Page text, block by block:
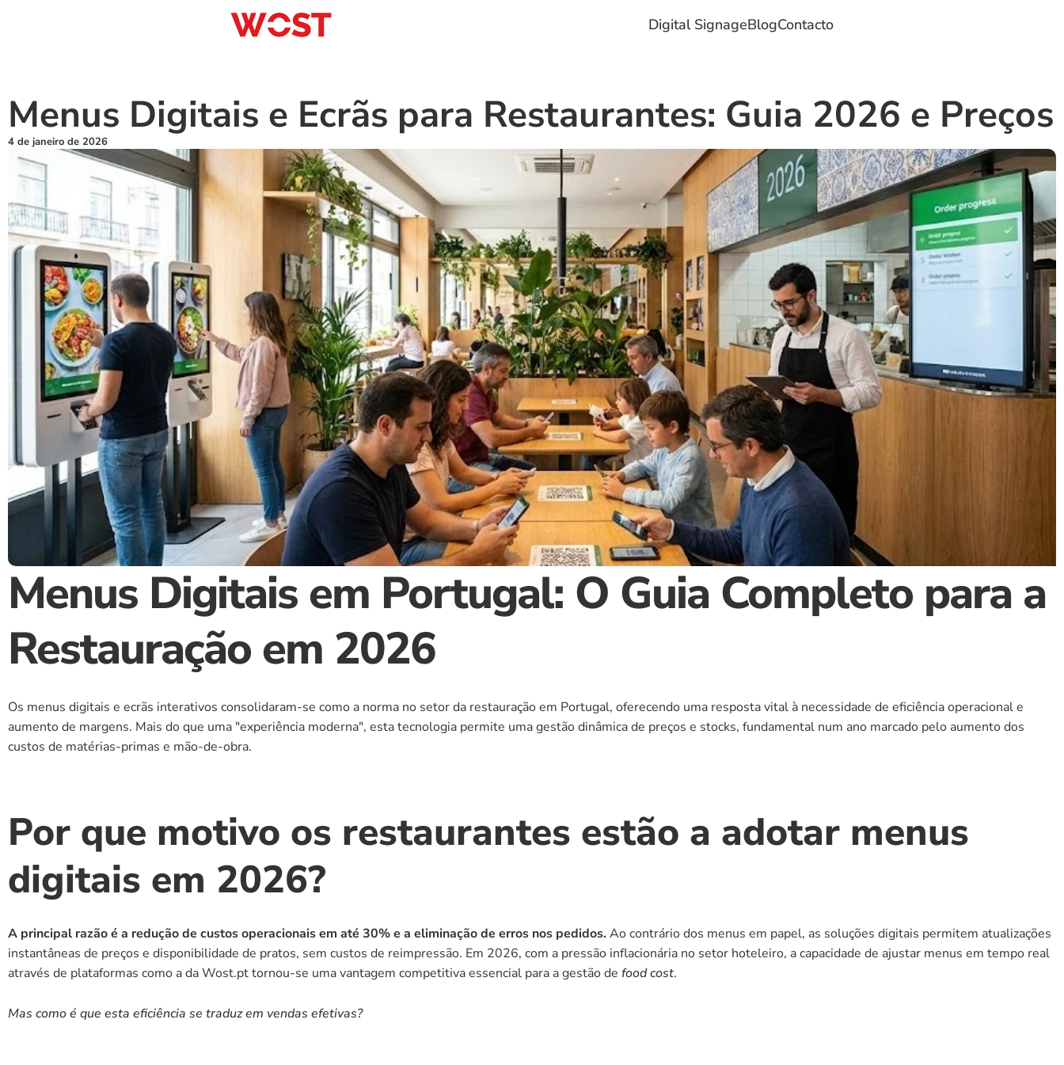
Digital SignageBlogContacto
Menus Digitais e Ecrãs para Restaurantes: Guia 2026 e Preços
4 de janeiro de 2026
Menus Digitais em Portugal: O Guia Completo para a
Restauração em 2026
Os menus digitais e ecrãs interativos consolidaram-se como a norma no setor da restauração em Portugal, oferecendo uma resposta vital à necessidade de eficiência operacional e
aumento de margens. Mais do que uma "experiência moderna", esta tecnologia permite uma gestão dinâmica de preços e stocks, fundamental num ano marcado pelo aumento dos
custos de matérias-primas e mão-de-obra.
Por que motivo os restaurantes estão a adotar menus
digitais em 2026?
A principal razão é a redução de custos operacionais em até 30% e a eliminação de erros nos pedidos. Ao contrário dos menus em papel, as soluções digitais permitem atualizações
instantâneas de preços e disponibilidade de pratos, sem custos de reimpressão. Em 2026, com a pressão inflacionária no setor hoteleiro, a capacidade de ajustar menus em tempo real
através de plataformas como a da Wost.pt tornou-se uma vantagem competitiva essencial para a gestão de food cost.
Mas como é que esta eficiência se traduz em vendas efetivas?